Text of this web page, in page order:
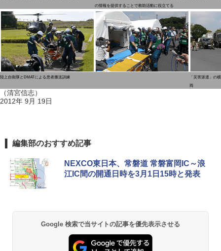
の情報を提供することで救助活動に役立てる
陸上自衛隊とDMATによる患者搬送訓練
「災害派遣」の
両
（清宮信志）
2012年 9月 19日
編集部のおすすめ記事
NEXCO東日本、常磐道 常磐富岡IC～浪
江IC間の開通日時を3月1日15時と発表
Google 検索で当サイトの記事を優先表示させる